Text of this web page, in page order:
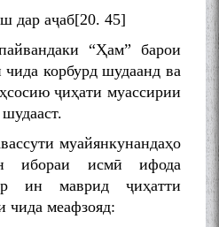
дар аҷаб[20. 45]
“Ҳам” барои
корбурд шудаанд ва
ҷиҳати муассирии
муайянкунандаҳо
ибораи исмӣ ифода
ин маврид ҷиҳатти
чида меафзояд: